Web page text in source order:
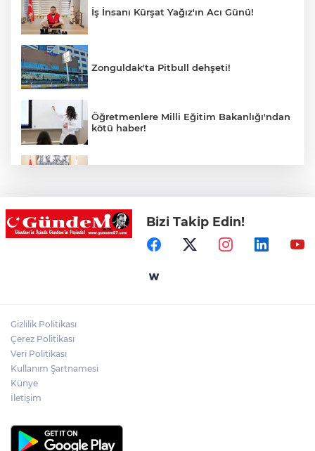
İş İnsanı Kürşat Yağız'ın Acı Günü!
Zonguldak'ta Pitbull dehşeti!
Öğretmenlere Milli Eğitim Bakanlığı'ndan
kötü haber!
Hastane Afet Planları Uygulayıcı eğitimi
düzenlendi
Ülkü Ocakları Devrek'ten örnek sosyal
Bizi Takip Edin!
Gizlilik Politikası
Çerez Politikası
Veri Politikası
Kullanım Şartnamesi
Künye
İletişim